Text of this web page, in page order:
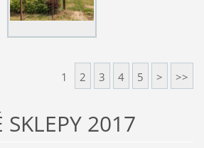
1 2 3 4 5 > >>
SKLEPY 2017